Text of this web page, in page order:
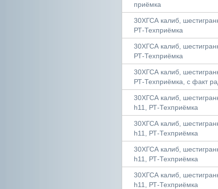
приёмка
30ХГСА калиб,
РТ-Техприёмка
30ХГСА калиб,
РТ-Техприёмка
30ХГСА калиб,
РТ-Техприёмка, с факт
30ХГСА калиб,
h11, РТ-Техприёмка
30ХГСА калиб,
h11, РТ-Техприёмка
30ХГСА калиб,
h11, РТ-Техприёмка
30ХГСА калиб,
h11, РТ-Техприёмка